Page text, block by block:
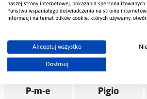
naszej strony internetowej, pokazania
Państwu wspaniałego doświadczenia na stronie
informacji na temat plików cookie, których używamy,
Akceptuj wszystko
Dostosuj
Mirka
Biopaliwa
P-m-e Pigio